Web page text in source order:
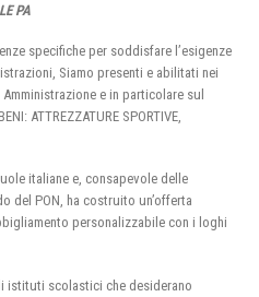
PA
specifiche per soddisfare l’esigenze
Siamo presenti e abilitati nei
e in particolare sul
ATTREZZATURE SPORTIVE,
italiane e, consapevole delle
del PON, ha costruito un’offerta
personalizzabile con i loghi
istituti scolastici che desiderano